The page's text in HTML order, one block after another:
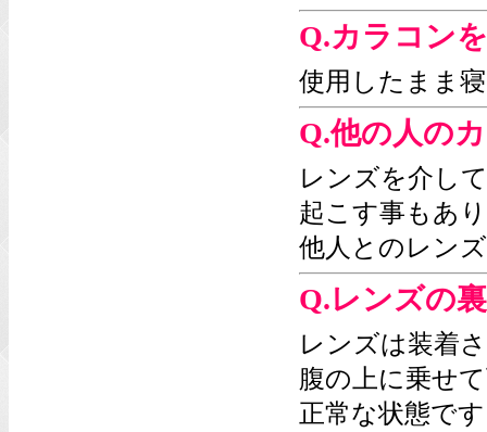
Q.カラコン
使用したまま
Q.他の人の
レンズを介し
起こす事もあ
他人とのレン
Q.レンズの
レンズは装着
腹の上に乗せ
正常な状態で